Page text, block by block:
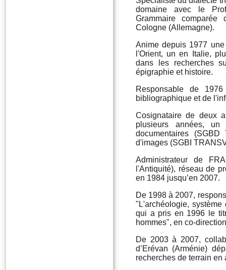
domaine avec le
Grammaire
Cologne (Allemagne).
Anime depuis 1977
l'Orient, un en Italie,
dans les recherches
épigraphie et histoire.
Responsable de
bibliographique et de
Cosignataire de deux
plusieurs années,
documentaires
d'images (SGBI
Administrateur de
l'Antiquité), réseau de
en 1984 jusqu’en 2007.
De 1998 à 2007,
"L'archéologie,
qui a pris en 1996 le
hommes", en co-
De 2003 à 2007,
d’Erévan (Arménie)
recherches de terrain